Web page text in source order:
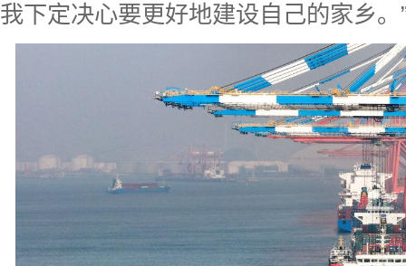
我下定决心要更好地建设自己的家乡。